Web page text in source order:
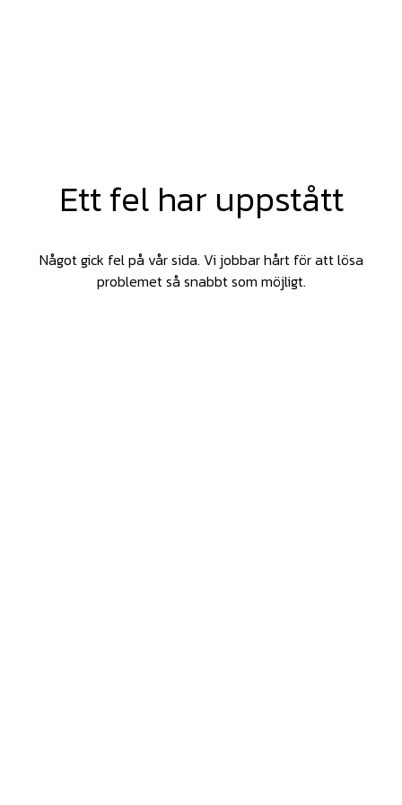
Ett fel har uppstått
Något gick fel på vår sida. Vi jobbar hårt för att lösa
problemet så snabbt som möjligt.